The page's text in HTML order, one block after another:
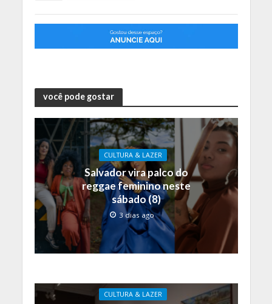
você pode gostar
CULTURA & LAZER
Salvador vira palco do
reggae feminino neste
sábado (8)
3 dias ago
CULTURA & LAZER